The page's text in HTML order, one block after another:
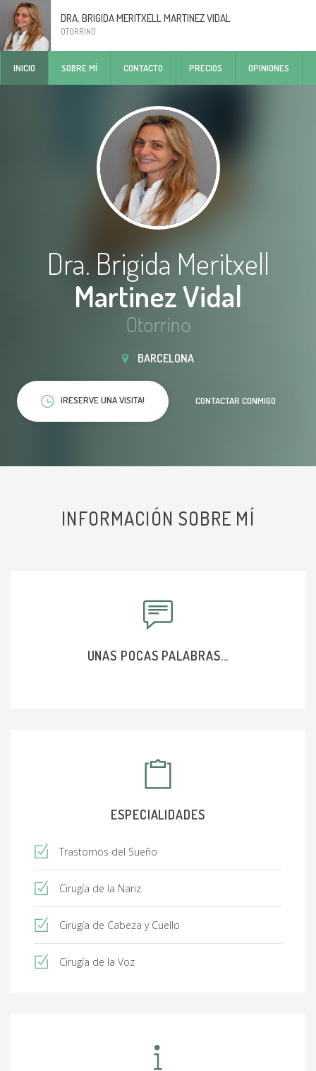
DRA. BRIGIDA MERITXELL MARTINEZ VIDAL
OTORRINO
INICIO SOBRE MÍ CONTACTO PRECIOS OPINIONES
Dra. Brigida Meritxell
Martinez Vidal
Otorrino
BARCELONA
¡RESERVE UNA VISITA! CONTACTAR CONMIGO
INFORMACIÓN SOBRE MÍ
UNAS POCAS PALABRAS...
ESPECIALIDADES
Trastornos del Sueño
Cirugía de la Nariz
Cirugía de Cabeza y Cuello
Cirugía de la Voz